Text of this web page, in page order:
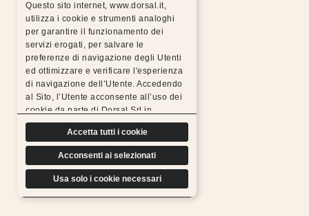
Questo sito internet, www.dorsal.it,
utilizza i cookie e strumenti analoghi
per garantire il funzionamento dei
servizi erogati, per salvare le
preferenze di navigazione degli Utenti
ed ottimizzare e verificare l'esperienza
di navigazione dell’Utente. Accedendo
al Sito, l’Utente acconsente all’uso dei
cookie da parte di Dorsal Srl in
conformità a quanto previsto di seguito.
Accetta tutti i cookie
Acconsenti ai selezionati
Usa solo i cookie necessari
Silent nights with the Dorsal warranty
All Dorsal products are made from chosen,
resistant, durable materials and subjected to rigorous
tests, which is why we can
offer a free extended warranty.
Find out more